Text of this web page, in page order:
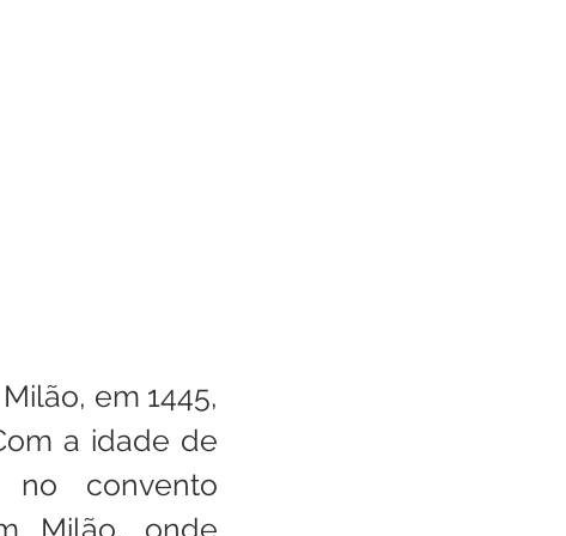
em 1445,
a idade de
convento
Milão, onde